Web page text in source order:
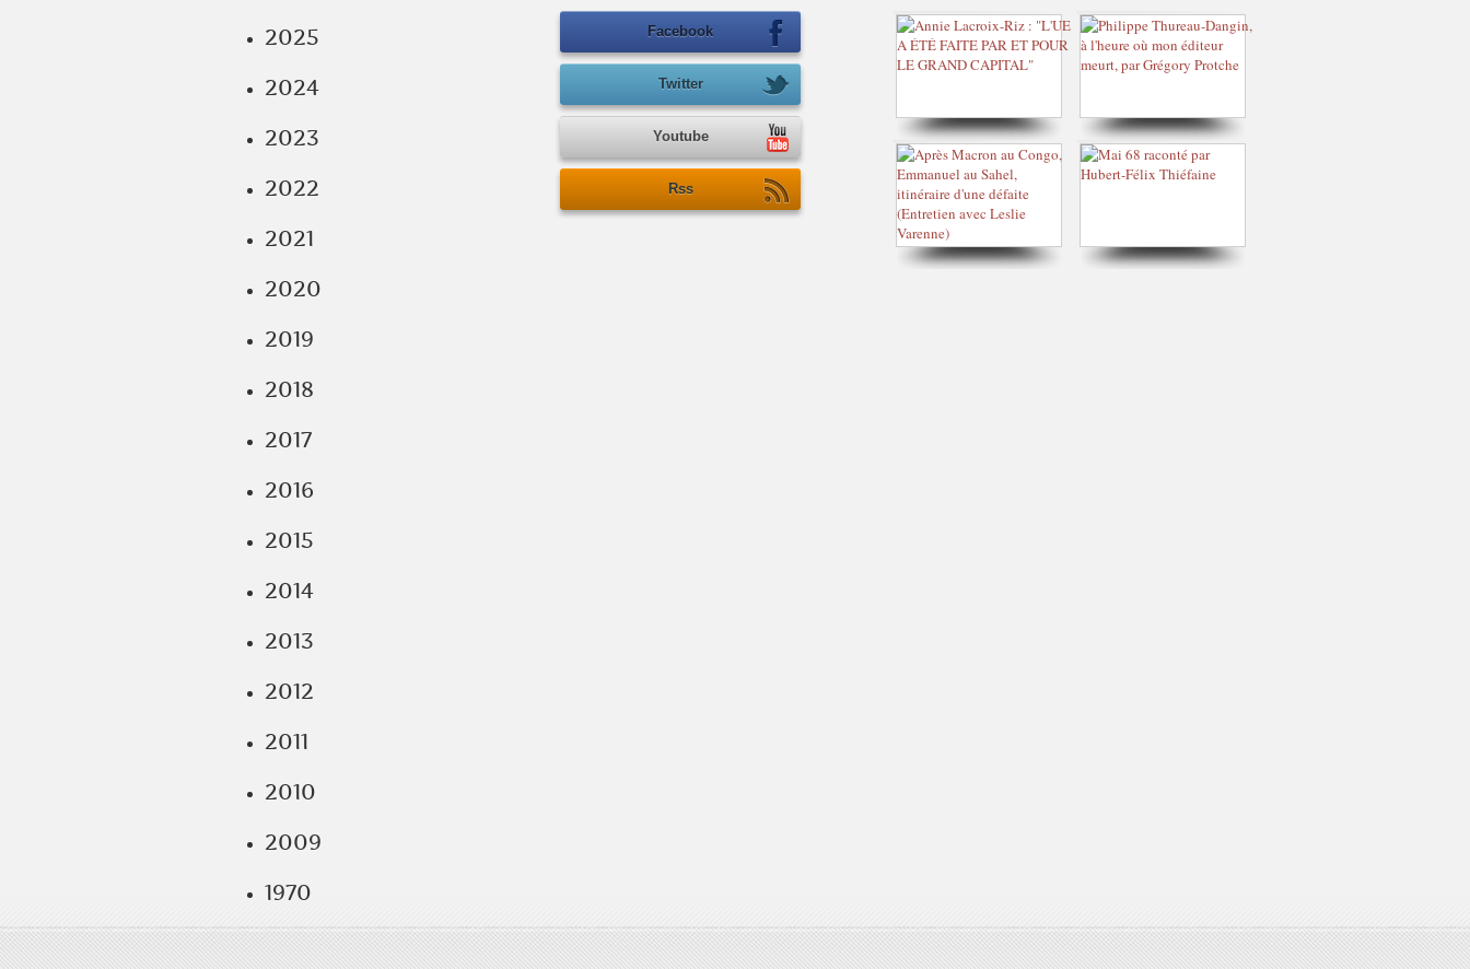
2025
2024
2023
2022
2021
2020
2019
2018
2017
2016
2015
2014
2013
2012
2011
2010
2009
1970
Facebook
Twitter
Youtube
Rss